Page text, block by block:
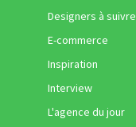
Designers à suivre
E-commerce
Inspiration
Interview
L'agence du jour